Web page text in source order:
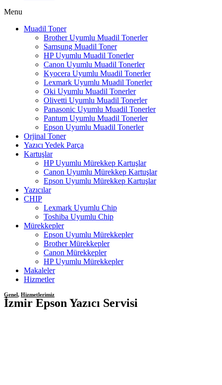
Menu
Muadil Toner
Brother Uyumlu Muadil Tonerler
Samsung Muadil Toner
HP Uyumlu Muadil Tonerler
Canon Uyumlu Muadil Tonerler
Kyocera Uyumlu Muadil Tonerler
Lexmark Uyumlu Muadil Tonerler
Oki Uyumlu Muadil Tonerler
Olivetti Uyumlu Muadil Tonerler
Panasonic Uyumlu Muadil Tonerler
Pantum Uyumlu Muadil Tonerler
Epson Uyumlu Muadil Tonerler
Orjinal Toner
Yazıcı Yedek Parça
Kartuşlar
HP Uyumlu Mürekkep Kartuşlar
Canon Uyumlu Mürekkep Kartuşlar
Epson Uyumlu Mürekkep Kartuşlar
Yazıcılar
CHIP
Lexmark Uyumlu Chip
Toshiba Uyumlu Chip
Mürekkepler
Epson Uyumlu Mürekkepler
Brother Mürekkepler
Canon Mürekkepler
HP Uyumlu Mürekkepler
Makaleler
Hizmetler
Genel, Hizmetlerimiz
İzmir Epson Yazıcı Servisi